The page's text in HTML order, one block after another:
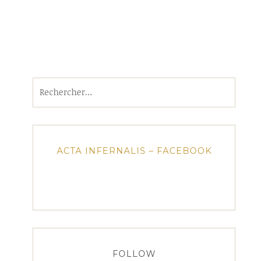
ACTA INFERNALIS – FACEBOOK
FOLLOW